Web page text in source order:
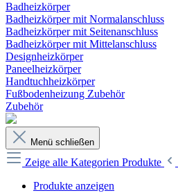
Badheizkörper
Badheizkörper mit Normalanschluss
Badheizkörper mit Seitenanschluss
Badheizkörper mit Mittelanschluss
Designheizkörper
Paneelheizkörper
Handtuchheizkörper
Fußbodenheizung Zubehör
Zubehör
Menü schließen
Zeige alle Kategorien Produkte
Produkte anzeigen